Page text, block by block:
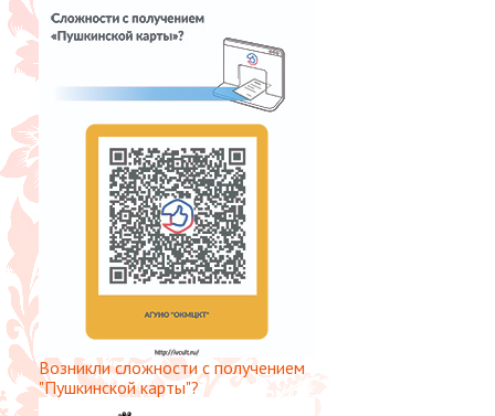
Возникли сложности с получением
"Пушкинской карты"?